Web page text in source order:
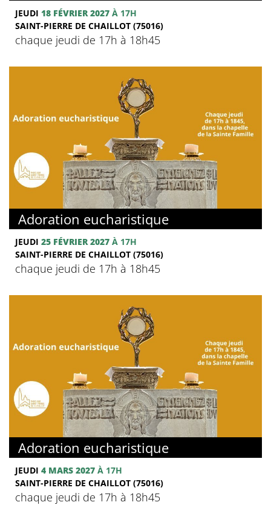
JEUDI 18 FÉVRIER 2027 À 17H
SAINT-PIERRE DE CHAILLOT (75016)
chaque jeudi de 17h à 18h45
Adoration eucharistique
JEUDI 25 FÉVRIER 2027 À 17H
SAINT-PIERRE DE CHAILLOT (75016)
chaque jeudi de 17h à 18h45
Adoration eucharistique
JEUDI 4 MARS 2027 À 17H
SAINT-PIERRE DE CHAILLOT (75016)
chaque jeudi de 17h à 18h45